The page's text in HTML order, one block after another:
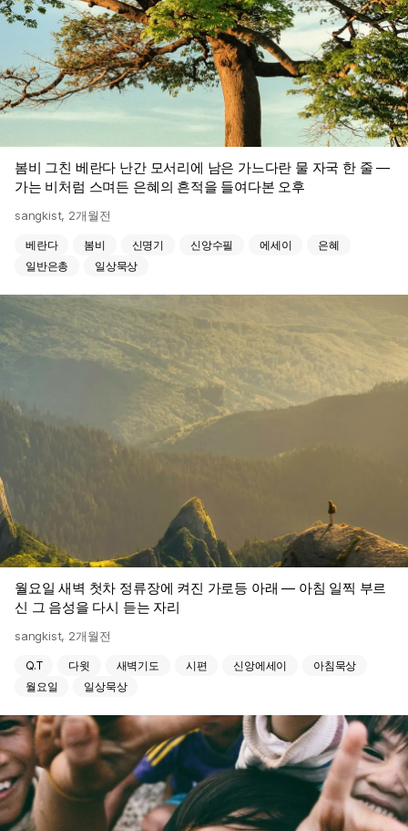
봄비 그친 베란다 난간 모서리에 남은 가느다란 물 자국 한 줄 —
가는 비처럼 스며든 은혜의 흔적을 들여다본 오후
sangkist, 2개월전
베란다 봄비 신명기 신앙수필 에세이
은혜
일반은총
일상묵상
월요일 새벽 첫차 정류장에 켜진 가로등 아래 — 아침 일찍 부르
신 그 음성을 다시 듣는 자리
sangkist, 2개월전
Q.T 다윗 새벽기도 시편 신앙에세이
아침묵상
월요일
일상묵상